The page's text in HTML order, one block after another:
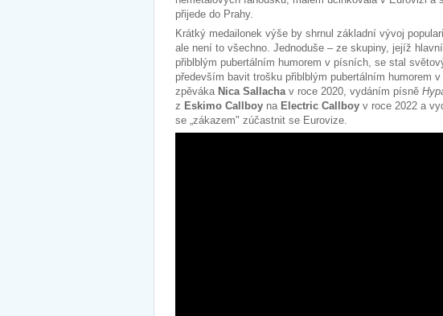
přijede do Prahy.
Krátký medailonek výše by shrnul základní vývoj
ale není to všechno. Jednoduše – ze skupiny, jejíž
přiblblým pubertálním humorem v písních, se stal
především bavit trošku přiblblým pubertálním humorem
zpěváka Nica Sallachav roce 2020, vydáním písně
z Eskimo Callboy na Electric Callboy v roce 2022 a
se „zákazem" zúčastnit se Eurovize.